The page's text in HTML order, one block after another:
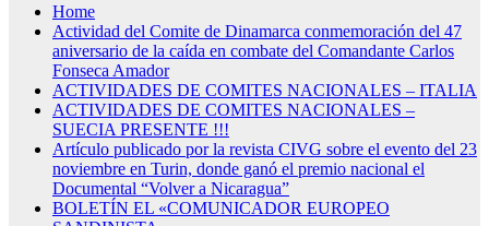
Home
Actividad del Comite de Dinamarca conmemoración del 47
aniversario de la caída en combate del Comandante Carlos
Fonseca Amador
ACTIVIDADES DE COMITES NACIONALES – ITALIA
ACTIVIDADES DE COMITES NACIONALES –
SUECIA PRESENTE !!!
Artículo publicado por la revista CIVG sobre el evento del 23
noviembre en Turin, donde ganó el premio nacional el
Documental “Volver a Nicaragua”
BOLETÍN EL «COMUNICADOR EUROPEO